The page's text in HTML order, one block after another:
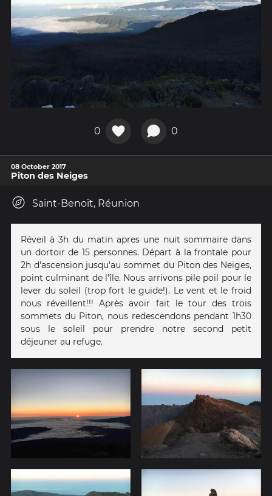
0 0
08 October 2017
Piton des Neiges
Saint-Benoît, Réunion
Réveil à 3h du matin apres une nuit sommaire dans
un dortoir de 15 personnes. Départ à la frontale pour
2h d'ascension jusqu'au sommet du Piton des Neiges,
point culminant de l'île. Nous arrivons pile poil pour le
lever du soleil (trop fort le guide!). Le vent et le froid
nous réveillent!!! Après avoir fait le tour des trois
sommets du Piton, nous redescendons pendant 1h30
sous le soleil pour prendre notre second petit
déjeuner au refuge.